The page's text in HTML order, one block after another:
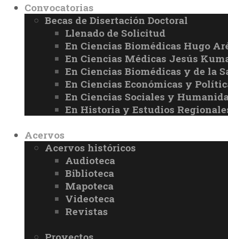
Convocatorias
Becas de Disertación Doctoral
Llenado de Solicitud
En Ciencias Biomédicas Hugo
En Ciencias Médicas Jesús
En Ciencias Biomédicas y de la
En Ciencias Económicas y
En Ciencias Sociales y
En Historia y Estudios
Acervos
Acervos históricos
Audioteca
Biblioteca
Mapoteca
Videoteca
Revistas